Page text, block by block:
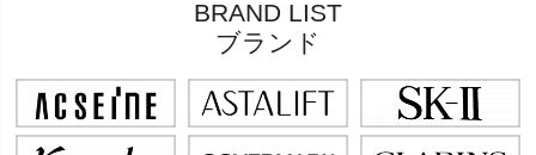
BRAND LIST
ブランド